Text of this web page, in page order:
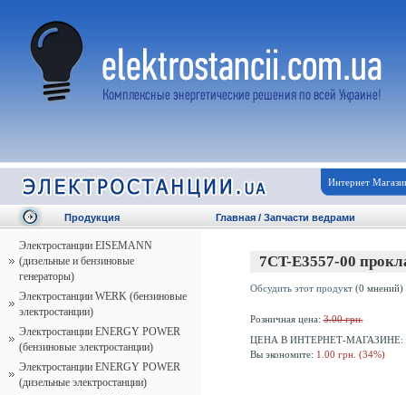
Интернет
Продукция
Электростанции EISEMANN
(дизельные и бензиновые
генераторы)
Электростанции WERK (бензиновые
электростанции)
Электростанции ENERGY POWER
(бензиновые электростанции)
Электростанции ENERGY POWER
(дизельные электростанции)
Главная / Запчасти ведрами
7CT-E3557-00
Обсудить этот продукт(0 мнений)
Розничная цена:3.00 грн.
ЦЕНА В ИНТЕРНЕТ-МАГАЗИНЕ:
Вы экономите: 1.00 грн. (34%)